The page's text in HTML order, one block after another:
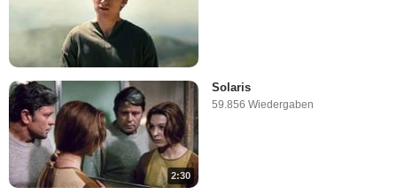
2:30
Solaris
59.856 Wiedergaben